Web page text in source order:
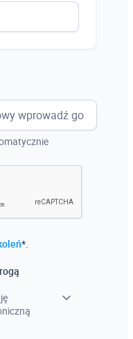
*.